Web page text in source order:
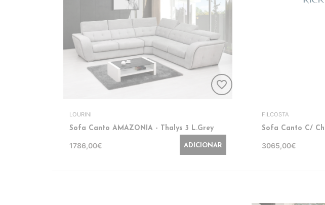
favorite_border
LOURINI
Sofa Canto AMAZONIA - Thalys 3 L.Grey
1786,00€ ADICIONAR
FILCOSTA
Sofa Canto C/
3065,00€